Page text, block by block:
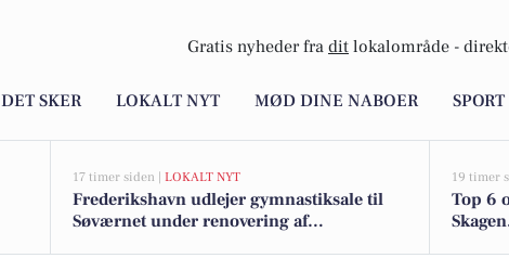
Gratis nyheder fra dit lokalområde -
DET SKER LOKALT NYT MØD DINE NABOER SPORT
17 timer siden | LOKALT NYT
Frederikshavn udlejer gymnastiksale til
Søværnet under renovering af
19 timer
Top 6